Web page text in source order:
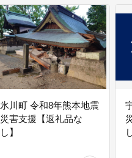
氷川町 令和8年熊本地震
災害支援【返礼品な
し】